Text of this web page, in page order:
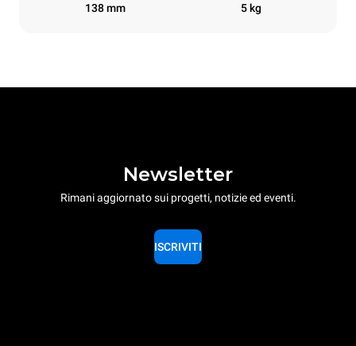
138 mm 5 kg
Newsletter
Rimani aggiornato sui progetti, notizie ed eventi.
ISCRIVITI